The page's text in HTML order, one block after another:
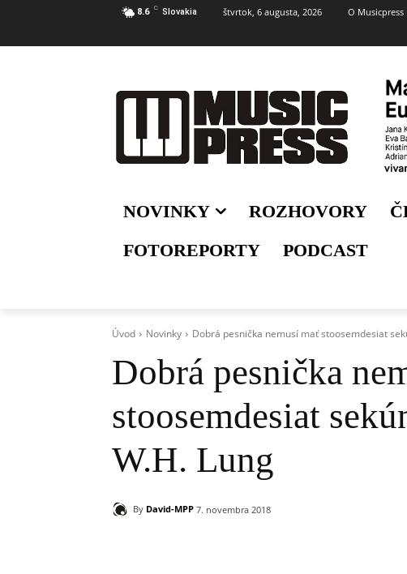
8.6 C Slovakia štvrtok, 6 augusta, 2026 O Musicpress
NOVINKY ROZHOVORY
FOTOREPORTY
PODCAST
Úvod Novinky Dobrá pesnička nemusí mať stoosemdesiat
Dobrá pesnička
stoosemdesiat
W.H. Lung
By David-MPP 7. novembra 2018